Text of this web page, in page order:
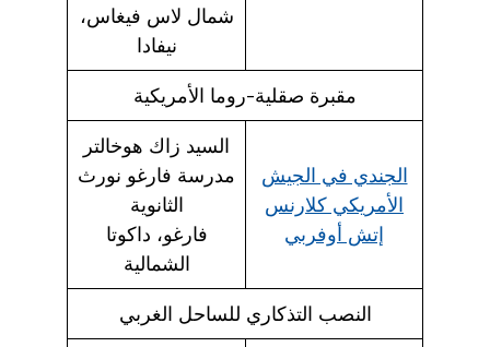
شمال لاس فيغاس،
نيفادا
مقبرة صقلية-روما الأمريكية
الجندي في الجيش
الأمريكي كلارنس
إتش أوفربي
السيد زاك هوخالتر
مدرسة فارغو نورث
الثانوية
فارغو، داكوتا
الشمالية
النصب التذكاري للساحل الغربي